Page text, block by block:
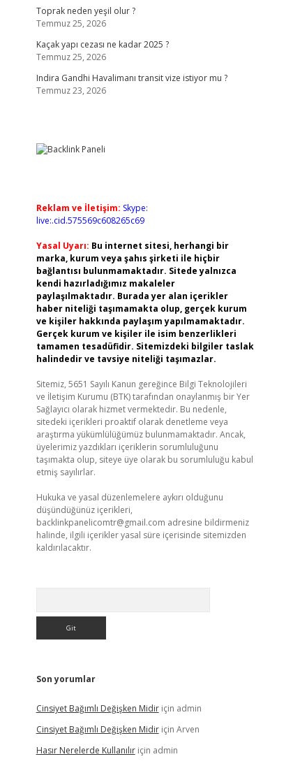
Toprak neden yeşil olur ?
Temmuz 25, 2026
Kaçak yapı cezası ne kadar 2025 ?
Temmuz 25, 2026
Indira Gandhi Havalimanı transit vize istiyor mu ?
Temmuz 23, 2026
Reklam ve İletişim: Skype:
live:.cid.575569c608265c69
Yasal Uyarı: Bu internet sitesi, herhangi bir
marka, kurum veya şahıs şirketi ile hiçbir
bağlantısı bulunmamaktadır. Sitede yalnızca
kendi hazırladığımız makaleler
paylaşılmaktadır. Burada yer alan içerikler
haber niteliği taşımamakta olup, gerçek kurum
ve kişiler hakkında paylaşım yapılmamaktadır.
Gerçek kurum ve kişiler ile isim benzerlikleri
tamamen tesadüfidir. Sitemizdeki bilgiler taslak
halindedir ve tavsiye niteliği taşımazlar.
Sitemiz, 5651 Sayılı Kanun gereğince Bilgi Teknolojileri
ve İletişim Kurumu (BTK) tarafından onaylanmış bir Yer
Sağlayıcı olarak hizmet vermektedir. Bu nedenle,
sitedeki içerikleri proaktif olarak denetleme veya
araştırma yükümlülüğümüz bulunmamaktadır. Ancak,
üyelerimiz yazdıkları içeriklerin sorumluluğunu
taşımakta olup, siteye üye olarak bu sorumluluğu kabul
etmiş sayılırlar.
Hukuka ve yasal düzenlemelere aykırı olduğunu
düşündüğünüz içerikleri,
backlinkpanelicomtr@gmail.com adresine bildirmeniz
halinde, ilgili içerikler yasal süre içerisinde sitemizden
kaldırılacaktır.
Son yorumlar
Cinsiyet Bağımlı Değişken Midiriçin admin
Cinsiyet Bağımlı Değişken Midiriçin Arven
Hasır Nerelerde Kullanılıriçin admin